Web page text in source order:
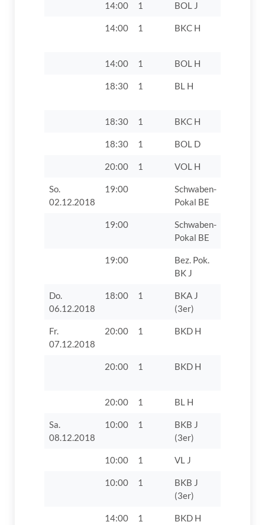
14:00 1 BOL J
14:00 1 BKC H
14:00 1 BOL H
18:30 1 BL H
18:30 1 BKC H
18:30 1 BOL D
20:00 1 VOL H
So.
02.12.2018
19:00
Schwaben-
Pokal BE
19:00
Schwaben-
Pokal BE
19:00
Bez. Pok.
BK J
Do.
06.12.2018
18:00 1
BKA J
(3er)
Fr.
07.12.2018
20:00 1 BKD H
20:00 1 BKD H
20:00 1 BL H
Sa.
08.12.2018
10:00 1
BKB J
(3er)
10:00 1 VL J
10:00 1
BKB J
(3er)
14:00 1 BKD H